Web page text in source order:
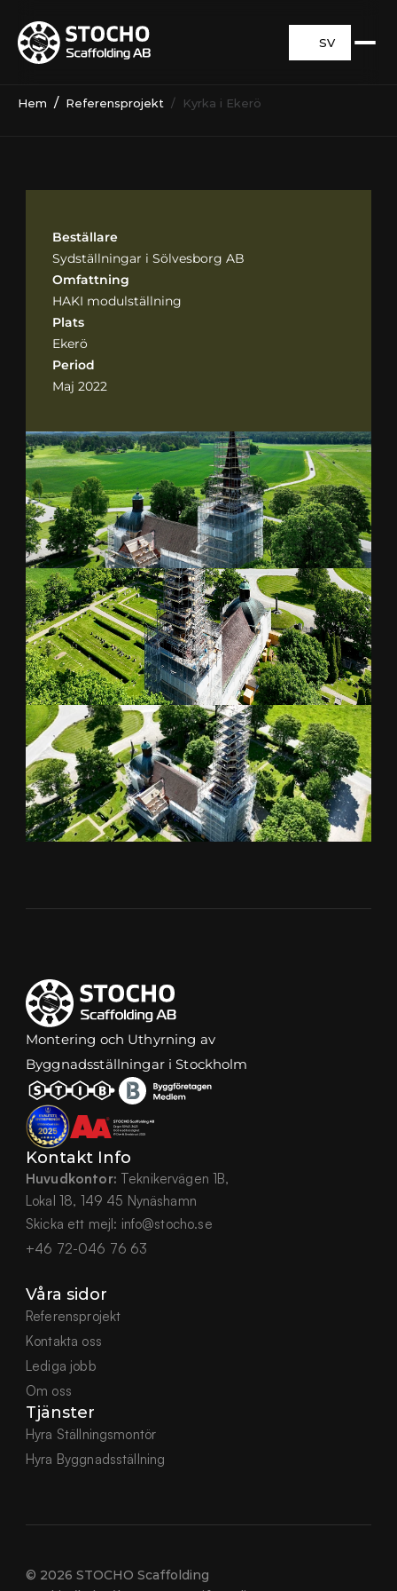
SV
Hem
  /
Referensprojekt
  /  Kyrka i Ekerö
Beställare
Sydställningar i Sölvesborg AB
Omfattning
HAKI modulställning
Plats
Ekerö
Period
Maj 2022
Montering och Uthyrning av
Byggnadsställningar i Stockholm
Kontakt Info
Huvudkontor: Teknikervägen 1B,
Lokal 18, 149 45 Nynäshamn
Skicka ett mejl: info@stocho.se
+46 72-046 76 63
Våra sidor
Referensprojekt
Kontakta oss
Lediga jobb
Om oss
Tjänster
Hyra Ställningsmontör
Hyra Byggnadsställning
© 2026 STOCHO Scaffolding